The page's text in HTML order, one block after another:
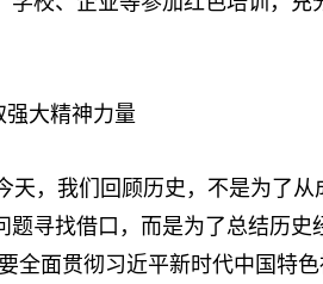
强大精神力量
天，我们回顾历史，不是为了
题寻找借口，而是为了总结历
全面贯彻习近平新时代中国特